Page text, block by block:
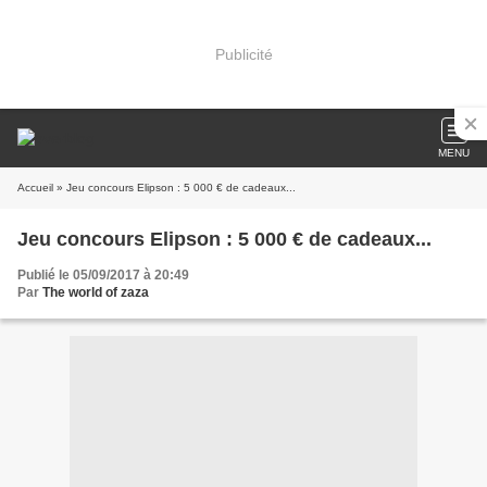
Publicité
MENU
Accueil » Jeu concours Elipson : 5 000 € de cadeaux...
Jeu concours Elipson : 5 000 € de cadeaux...
Publié le 05/09/2017 à 20:49
Par The world of zaza